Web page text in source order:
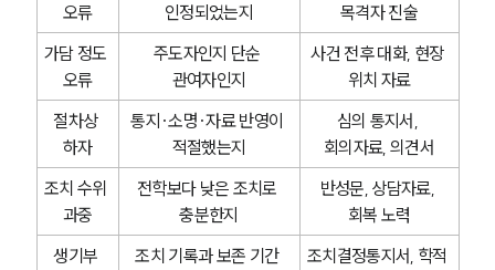
대륜법률상담예약
대륜법률상담예약
오류
인정되었는지
목격자 진술
가담 정도
오류
주도자인지 단순
관여자인지
사건 전후 대화, 현장
위치 자료
절차상
하자
통지·소명·자료 반영이
적절했는지
심의 통지서,
회의자료, 의견서
조치 수위
과중
전학보다 낮은 조치로
충분한지
반성문, 상담자료,
회복 노력
생기부
조치 기록과 보존 기간
조치결정통지서, 학적